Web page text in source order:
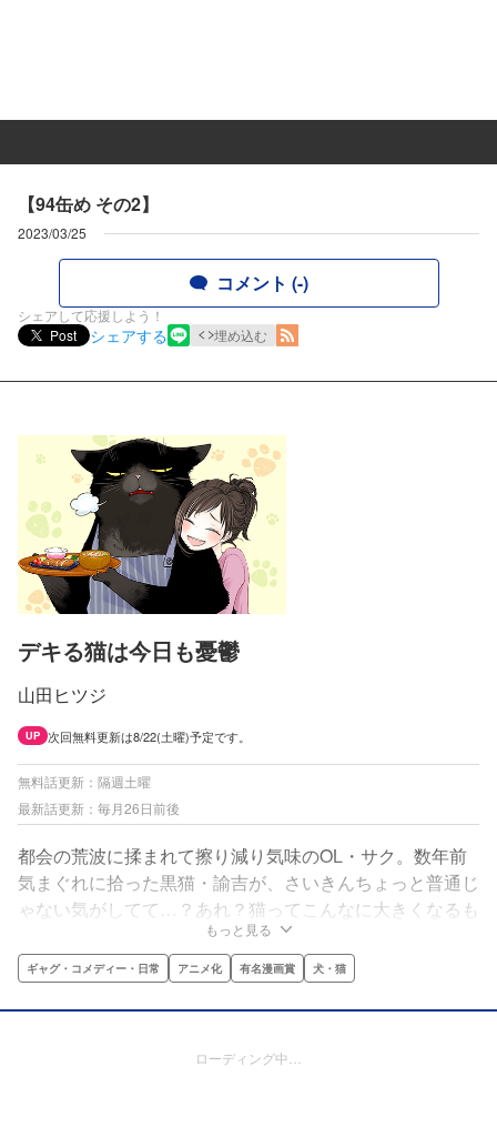
【94缶め その2】
2023/03/25
コメント (-)
シェアして応援しよう！
Post
シェアする 埋め込む
デキる猫は今日も憂鬱
山田ヒツジ
UP 次回無料更新は8/22(土曜)予定です。
無料話更新：隔週土曜
最新話更新：毎月26日前後
都会の荒波に揉まれて擦り減り気味のOL・サク。数年前
気まぐれに拾った黒猫・諭吉が、さいきんちょっと普通じ
ゃない気がしてて…？あれ？猫ってこんなに大きくなるも
のだっけ!?夢の家事万能にゃんことずぼらOLの、思いっ
きり幸せな一人と一匹暮らしを描く日常4コマ＆ショート
コメディー！
もっと見る
ギャグ・コメディー・日常 アニメ化 有名漫画賞 犬・猫
ローディング中…